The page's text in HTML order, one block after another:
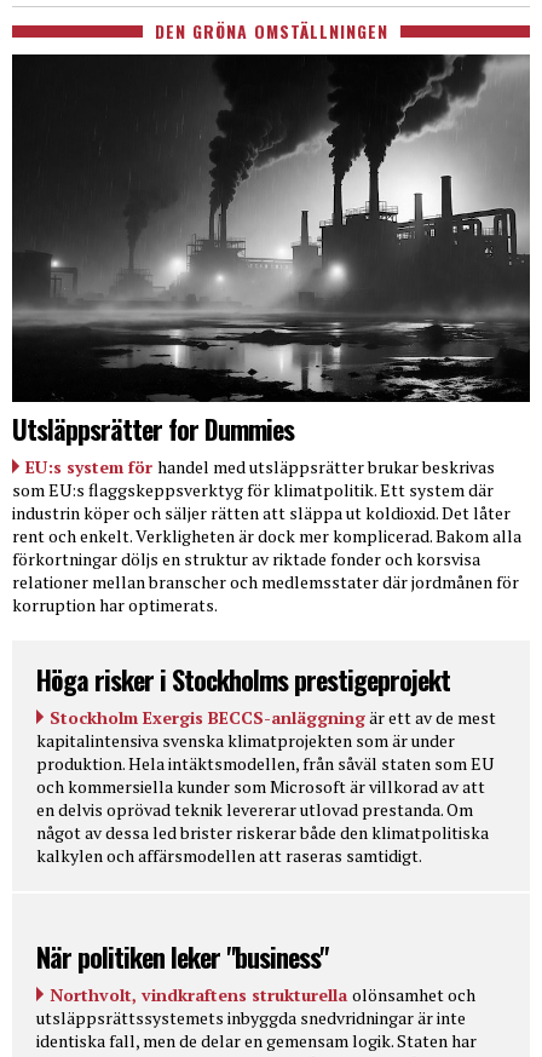
DEN GRÖNA OMSTÄLLNINGEN
Utsläppsrätter for Dummies
EU:s system för handel med utsläppsrätter brukar beskrivas
som EU:s flaggskeppsverktyg för klimatpolitik. Ett system där
industrin köper och säljer rätten att släppa ut koldioxid. Det låter
rent och enkelt. Verkligheten är dock mer komplicerad. Bakom alla
förkortningar döljs en struktur av riktade fonder och korsvisa
relationer mellan branscher och medlemsstater där jordmånen för
korruption har optimerats.
Höga risker i Stockholms prestigeprojekt
Stockholm Exergis BECCS-anläggningär ett av de mest
kapitalintensiva svenska klimatprojekten som är under
produktion. Hela intäktsmodellen, från såväl staten som EU
och kommersiella kunder som Microsoft är villkorad av att
en delvis oprövad teknik levererar utlovad prestanda. Om
något av dessa led brister riskerar både den klimatpolitiska
kalkylen och affärsmodellen att raseras samtidigt.
När politiken leker "business"
Northvolt, vindkraftens strukturella olönsamhet och
utsläppsrättssystemets inbyggda snedvridningar är inte
identiska fall, men de delar en gemensam logik. Staten har